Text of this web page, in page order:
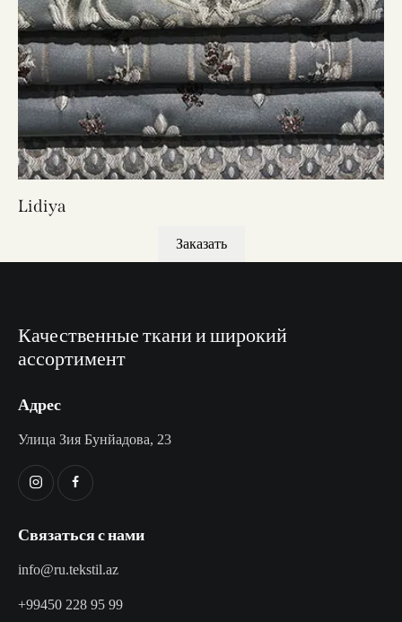
Lidiya
Заказать
Качественные ткани и широкий
ассортимент
Адрес
Улица Зия Бунйадова, 23
Связаться с нами
info@ru.tekstil.az
+99450 228 95 99